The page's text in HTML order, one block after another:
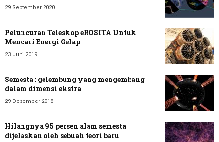
29 September 2020
Peluncuran Teleskop eROSITA Untuk
Mencari Energi Gelap
23 Juni 2019
Semesta : gelembung yang mengembang
dalam dimensi ekstra
29 Desember 2018
Hilangnya 95 persen alam semesta
dijelaskan oleh sebuah teori baru